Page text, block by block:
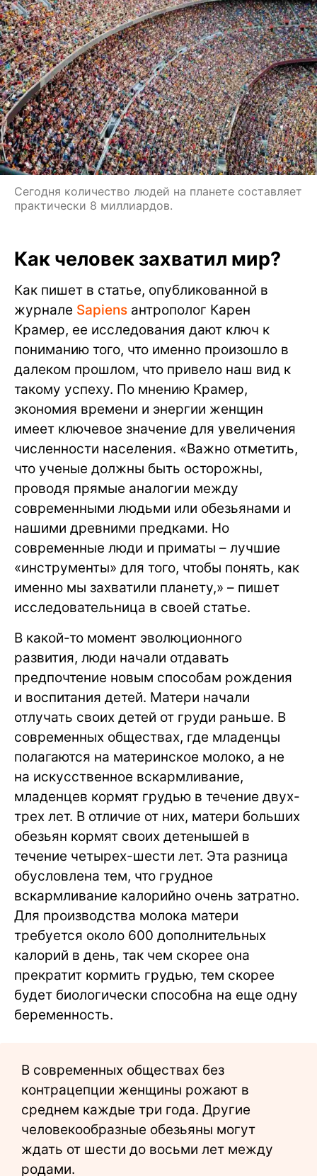
Сегодня количество людей на планете составляет
практически 8 миллиардов.
Как человек захватил мир?
Как пишет в статье, опубликованной в
журнале Sapiens антрополог Карен
Крамер, ее исследования дают ключ к
пониманию того, что именно произошло в
далеком прошлом, что привело наш вид к
такому успеху. По мнению Крамер,
экономия времени и энергии женщин
имеет ключевое значение для увеличения
численности населения. «Важно отметить,
что ученые должны быть осторожны,
проводя прямые аналогии между
современными людьми или обезьянами и
нашими древними предками. Но
современные люди и приматы – лучшие
«инструменты» для того, чтобы понять, как
именно мы захватили планету,» – пишет
исследовательница в своей статье.
В какой-то момент эволюционного
развития, люди начали отдавать
предпочтение новым способам рождения
и воспитания детей. Матери начали
отлучать своих детей от груди раньше. В
современных обществах, где младенцы
полагаются на материнское молоко, а не
на искусственное вскармливание,
младенцев кормят грудью в течение двух-
трех лет. В отличие от них, матери больших
обезьян кормят своих детенышей в
течение четырех-шести лет. Эта разница
обусловлена тем, что грудное
вскармливание калорийно очень затратно.
Для производства молока матери
требуется около 600 дополнительных
калорий в день, так чем скорее она
прекратит кормить грудью, тем скорее
будет биологически способна на еще одну
беременность.
В современных обществах без
контрацепции женщины рожают в
среднем каждые три года. Другие
человекообразные обезьяны могут
ждать от шести до восьми лет между
родами.